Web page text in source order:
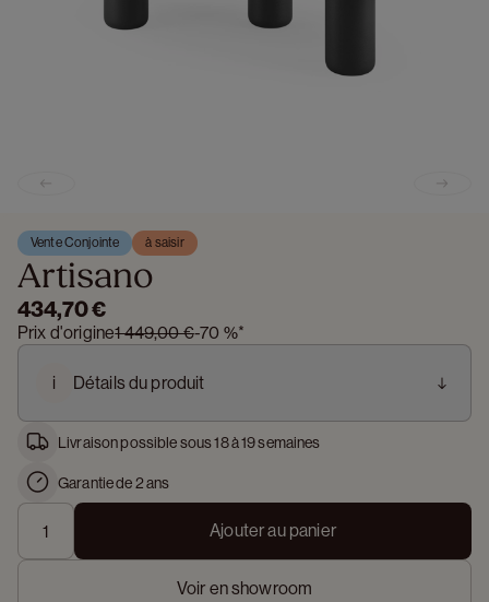
Vente Conjointe à saisir
Artisano
434,70 €
Prix d'origine1 449,00 €-70 %*
i Détails du produit
Livraison possible sous 18 à 19 semaines
Garantie de 2 ans
Ajouter au panier
Voir en showroom